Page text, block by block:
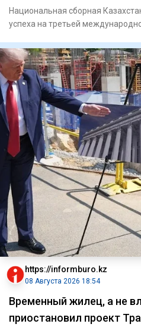
Национальная сборная
успеха на третьей
https://informburo.kz
08 Августа 2026 18:54
Временный жилец, а не
приостановил проект